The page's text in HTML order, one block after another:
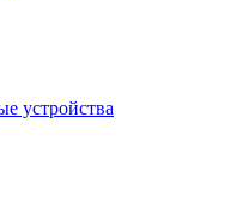
устройства